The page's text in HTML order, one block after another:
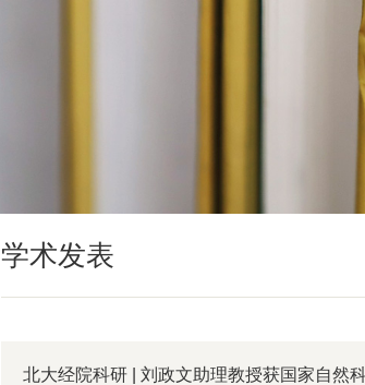
学术发表
北大经院科研 | 刘政文助理教授获国家自然